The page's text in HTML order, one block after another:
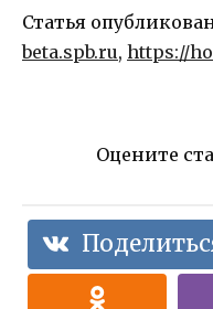
Статья
beta.spb.ru, https://
Оцените